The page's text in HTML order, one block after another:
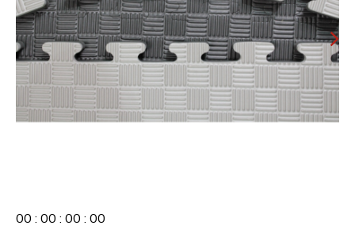
00 : 00 : 00 : 00